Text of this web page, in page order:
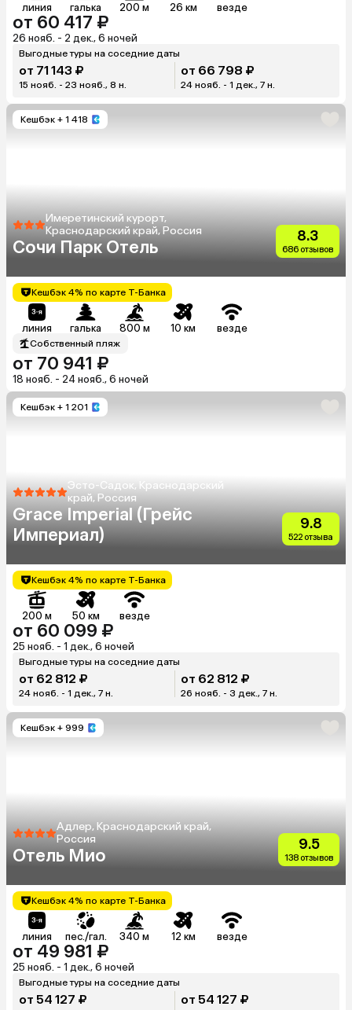
линия галька 200 м 26 км везде
от 60 417 ₽
26 нояб. - 2 дек., 6 ночей
Выгодные туры на соседние даты
от 71 143 ₽
15 нояб. - 23 нояб., 8 н.
от 66 798 ₽
24 нояб. - 1 дек., 7 н.
Кешбэк + 1 418
Имеретинский курорт,
Краснодарский край, Россия
Сочи Парк Отель
8.3
686 отзывов
Кешбэк 4% по карте Т-Банка
линия галька 800 м 10 км везде
Собственный пляж
от 70 941 ₽
18 нояб. - 24 нояб., 6 ночей
Кешбэк + 1 201
Эсто-Садок, Краснодарский
край, Россия
Grace Imperial (Грейс
Империал)
9.8
522 отзыва
Кешбэк 4% по карте Т-Банка
200 м 50 км везде
от 60 099 ₽
25 нояб. - 1 дек., 6 ночей
Выгодные туры на соседние даты
от 62 812 ₽
24 нояб. - 1 дек., 7 н.
от 62 812 ₽
26 нояб. - 3 дек., 7 н.
Кешбэк + 999
Адлер, Краснодарский край,
Россия
Отель Мио
9.5
138 отзывов
Кешбэк 4% по карте Т-Банка
линия пес./гал. 340 м 12 км везде
от 49 981 ₽
25 нояб. - 1 дек., 6 ночей
Выгодные туры на соседние даты
от 54 127 ₽ от 54 127 ₽